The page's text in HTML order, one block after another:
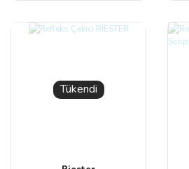
Tükendi